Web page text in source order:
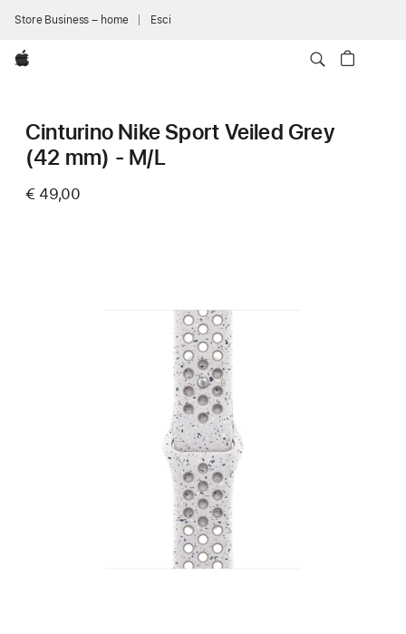
Store Business – home Esci
Apple
Cinturino Nike Sport Veiled Grey
(42 mm) - M/L
€ 49,00